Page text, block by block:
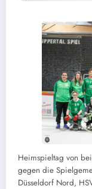
Heimspieltag von
gegen die
Düsseldorf Nord,